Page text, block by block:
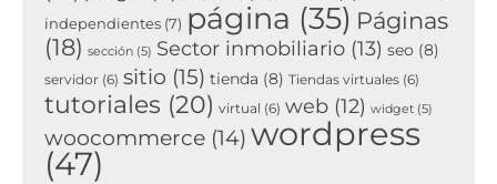
independientes (7) página (35) Páginas
(18) sección (5) Sector inmobiliario (13) seo (8)
servidor (6) sitio (15) tienda (8) Tiendas virtuales (6)
tutoriales (20) virtual (6) web (12) widget (5)
woocommerce (14) wordpress
(47)